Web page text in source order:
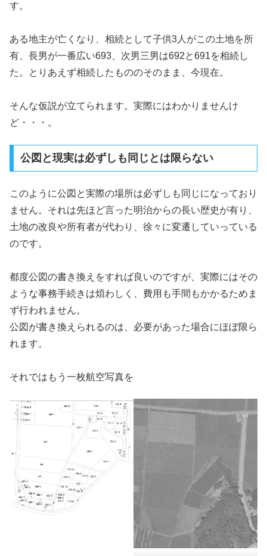
す。
ある地主が亡くなり、相続として子供3人がこの土地を所
有、長男が一番広い693、次男三男は692と691を相続し
た。とりあえず相続したもののそのまま、今現在。
そんな仮説が立てられます。実際にはわかりませんけ
ど・・・。
公図と現実は必ずしも同じとは限らない
このように公図と実際の場所は必ずしも同じになっており
ません。それは先ほど言った明治からの長い歴史が有り、
土地の改良や所有者が代わり、徐々に変遷していっている
のです。
都度公図の書き換えをすれば良いのですが、実際にはその
ような事務手続きは煩わしく、費用も手間もかかるためま
ず行われません。
公図が書き換えられるのは、必要があった場合にほぼ限ら
れます。
それではもう一枚航空写真を